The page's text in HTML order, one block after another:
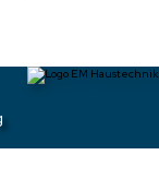
Einbrecher